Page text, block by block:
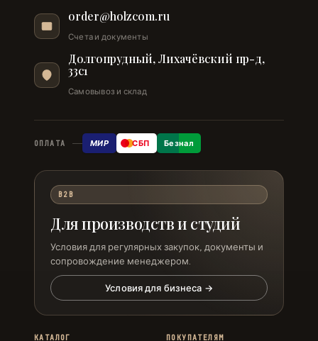
order@holzcom.ru
Счета и документы
Долгопрудный, Лихачёвский пр-д,
33с1
Самовывоз и склад
ОПЛАТА МИР СБП Безнал
B2B
Для производств и студий
Условия для регулярных закупок, документы и
сопровождение менеджером.
Условия для бизнеса →
КАТАЛОГ ПОКУПАТЕЛЯМ